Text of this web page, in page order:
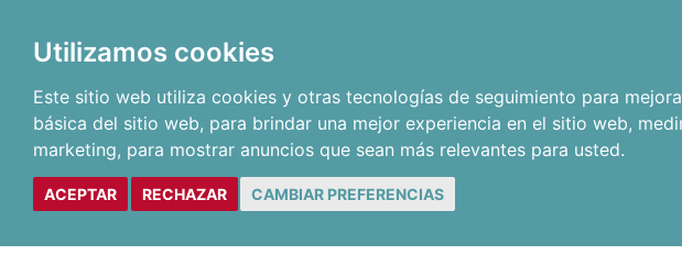
Utilizamos cookies
Este sitio web utiliza cookies y otras tecnologías de seguimiento para
básica del sitio web, para brindar una mejor experiencia en el sitio web,
marketing, para mostrar anuncios que sean más relevantes para usted.
ACEPTAR RECHAZAR CAMBIAR PREFERENCIAS